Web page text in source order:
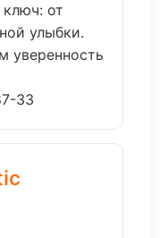
от
улыбки.
уверенность
33